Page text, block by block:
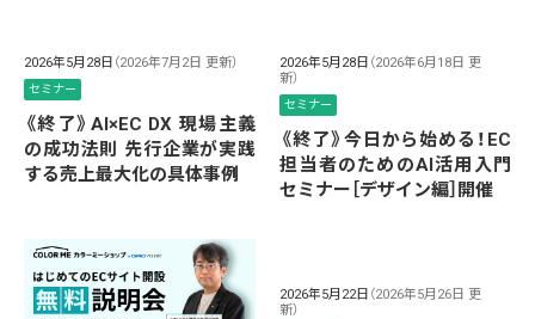
2026年5月28日 （2026年7月2日 更新）
セミナー
《終了》AI×EC DX 現場主義
の成功法則 先行企業が実践
する売上最大化の具体事例
2026年5月28日 （2026年6月18日 更
新）
セミナー
《終了》今日から始める！EC
担当者のためのAI活用入門
セミナー［デザイン編］開催
2026年5月22日 （2026年5月26日 更
新）